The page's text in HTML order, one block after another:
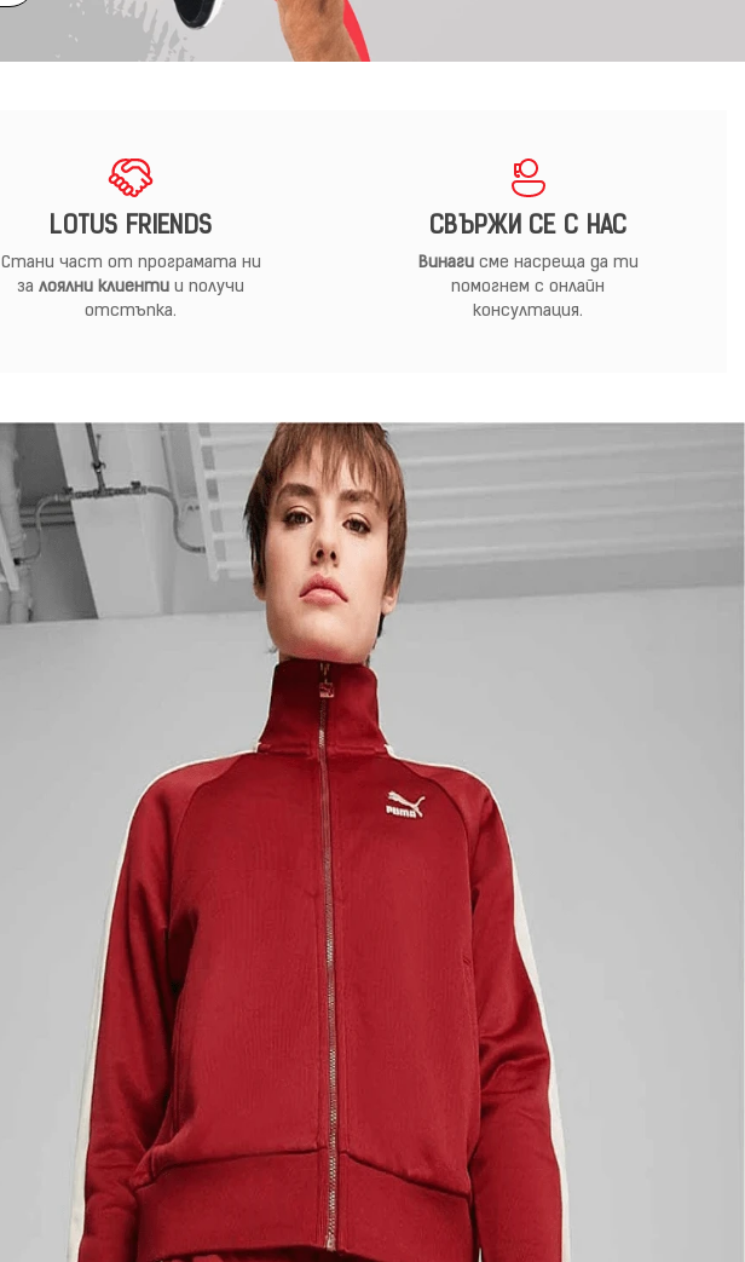
LOTUS FRIENDS
Стани част от програмата ни
залоялни клиенти и получи
отстъпка.
СВЪРЖИ СЕ С НАС
Винагисме насреща да ти
помогнем с онлайн
консултация.